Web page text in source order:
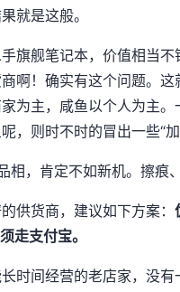
就是这般。
旗舰笔记本，价值相当
啊！确实有这个问题。
为主，咸鱼以个人为主
，则时不时的冒出一些“
相，肯定不如新机。擦痕
供货商，建议如下方案：
走支付宝。
时间经营的老店家，没